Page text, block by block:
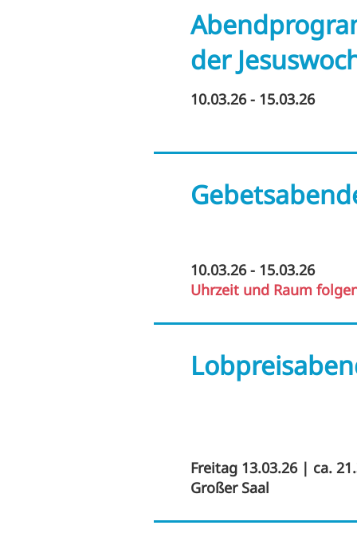
der
10.03.26 - 15.03.26
10.03.26 - 15.03.26
Uhrzeit und Raum
Freitag 13.03.26 | ca.
Großer Saal